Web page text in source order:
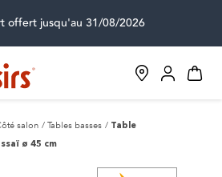
offert jusqu'au 31/08/2026
salon Tables basses Table
ø 45 cm